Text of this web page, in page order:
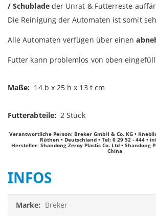
/ Schubladeder Unrat & Futterreste
Die Reinigung der Automaten ist somit
Alle Automaten verfügen über einen
Futter kann problemlos von oben
Maße: 14 b x 25 h x 13 t cm
Futterabteile: 2 Stück
Verantwortliche Person: Breker GmbH & Co. KG •
Rüthen • Deutschland • Tel: 0 29 52 - 444 •
Hersteller: Shandong Zeroy Plastic Co. Ltd • Shandong
China
INFOS
Breker